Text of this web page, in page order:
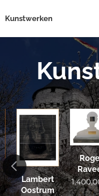
Kunstwerken
Lambert
Oostrum
Roger
Raveel
1.400,00